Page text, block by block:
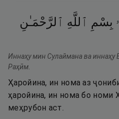
بِسْمِ ٱللَّهِ ٱلرَّحْمَـٰنِ
Иннаҳу мин Сулаймана ва
Раҳӣм.
Ҳаройина, ин нома аз
ҳаройина, ин нома бо номи
меҳрубон аст.